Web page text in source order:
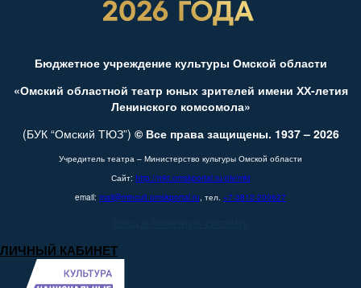
Бюджетное учреждение культуры Омской области
«Омский областной театр юных зрителей имени ХХ-летия
Ленинского комсомола»
(БУК “Омский ТЮЗ”) © Все права защищены. 1937 – 2026
Учредитель театра – Министерство культуры Омской области
Сайт: http://mkt.omskportal.ru/oiv/mkt
email: mail@mincult.omskportal.ru, тел. +7-3812-200627
ЛИЧНЫЙ КАБИНЕТ